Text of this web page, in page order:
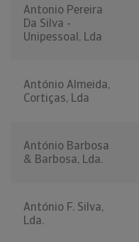
Antonio Pereira
Da Silva -
Unipessoal, Lda
António Almeida,
Cortiças, Lda
António Barbosa
& Barbosa, Lda.
António F. Silva,
Lda.